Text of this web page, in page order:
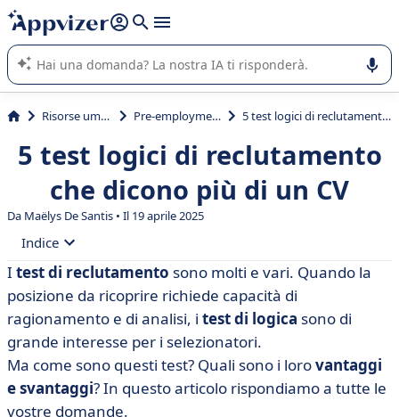
righe con
shift + enter
L'IA di Appvizer vi guida nell'utilizzo o nella scelta di un
software SaaS per la vostra azienda.
Risorse umane (HR) Pre-employment Testing 5 test logici di reclutamento che dicono più di un CV
5 test logici di reclutamento
che dicono più di un CV
Da Maëlys De Santis • Il 19 aprile 2025
Indice
• Test di logica nelle assunzioni: cosa sono?
• A quale categoria appartengono i test di logica?
• Vantaggi e svantaggi dei test di logica nel
reclutamento
• 5 esempi di test logici nel reclutamento
I test di reclutamento sono molti e vari. Quando la
posizione da ricoprire richiede capacità di
ragionamento e di analisi, i test di logica sono di
grande interesse per i selezionatori.
Ma come sono questi test? Quali sono i lorovantaggi
e svantaggi? In questo articolo rispondiamo a tutte le
vostre domande.